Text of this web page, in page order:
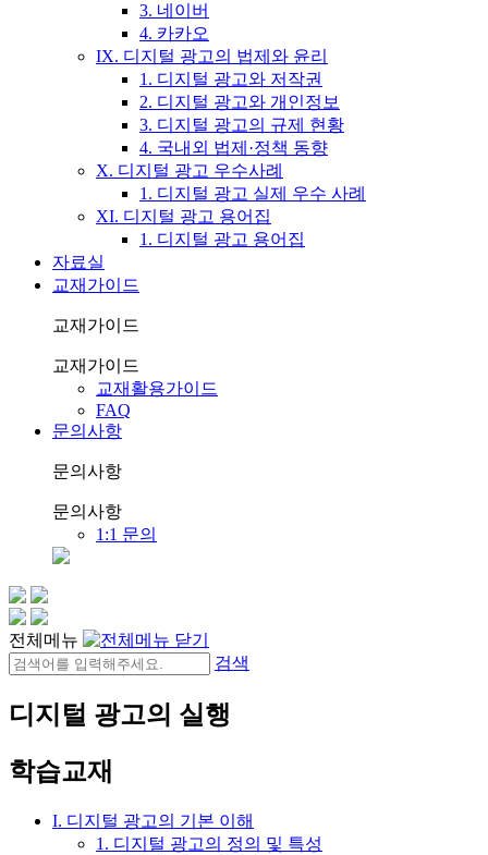
3. 네이버
4. 카카오
IX. 디지털 광고의 법제와 윤리
1. 디지털 광고와 저작권
2. 디지털 광고와 개인정보
3. 디지털 광고의 규제 현황
4. 국내외 법제·정책 동향
X. 디지털 광고 우수사례
1. 디지털 광고 실제 우수 사례
XI. 디지털 광고 용어집
1. 디지털 광고 용어집
자료실
교재가이드
교재가이드
교재가이드
교재활용가이드
FAQ
문의사항
문의사항
문의사항
1:1 문의
전체메뉴
검색
디지털 광고의 실행
학습교재
I. 디지털 광고의 기본 이해
1. 디지털 광고의 정의 및 특성